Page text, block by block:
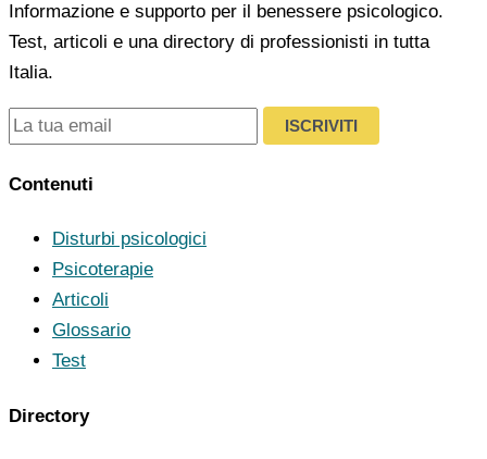
Informazione e supporto per il benessere psicologico.
Test, articoli e una directory di professionisti in tutta
Italia.
ISCRIVITI
Contenuti
Disturbi psicologici
Psicoterapie
Articoli
Glossario
Test
Directory